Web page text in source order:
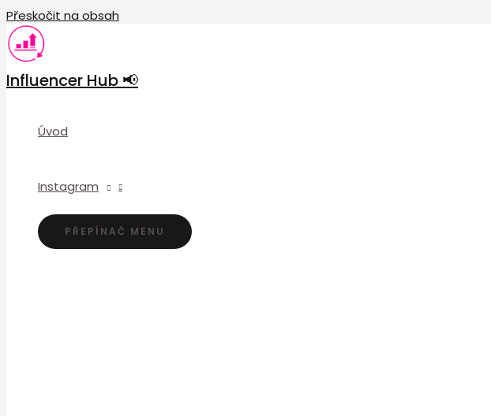
Přeskočit na obsah
Influencer Hub 📢
Úvod
Instagram
PŘEPÍNAČ MENU